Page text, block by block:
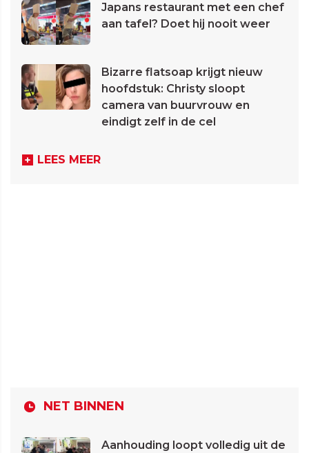
Japans restaurant met een chef
aan tafel? Doet hij nooit weer
Bizarre flatsoap krijgt nieuw
hoofdstuk: Christy sloopt
camera van buurvrouw en
eindigt zelf in de cel
LEES MEER
NET BINNEN
Aanhouding loopt volledig uit de